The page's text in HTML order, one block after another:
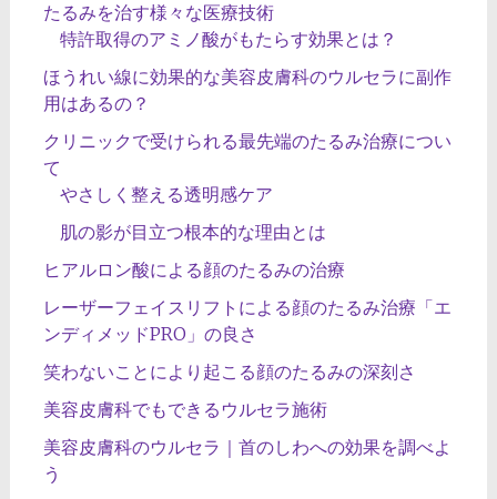
たるみを治す様々な医療技術
特許取得のアミノ酸がもたらす効果とは？
ほうれい線に効果的な美容皮膚科のウルセラに副作
用はあるの？
クリニックで受けられる最先端のたるみ治療につい
て
やさしく整える透明感ケア
肌の影が目立つ根本的な理由とは
ヒアルロン酸による顔のたるみの治療
レーザーフェイスリフトによる顔のたるみ治療「エ
ンディメッドPRO」の良さ
笑わないことにより起こる顔のたるみの深刻さ
美容皮膚科でもできるウルセラ施術
美容皮膚科のウルセラ｜首のしわへの効果を調べよ
う